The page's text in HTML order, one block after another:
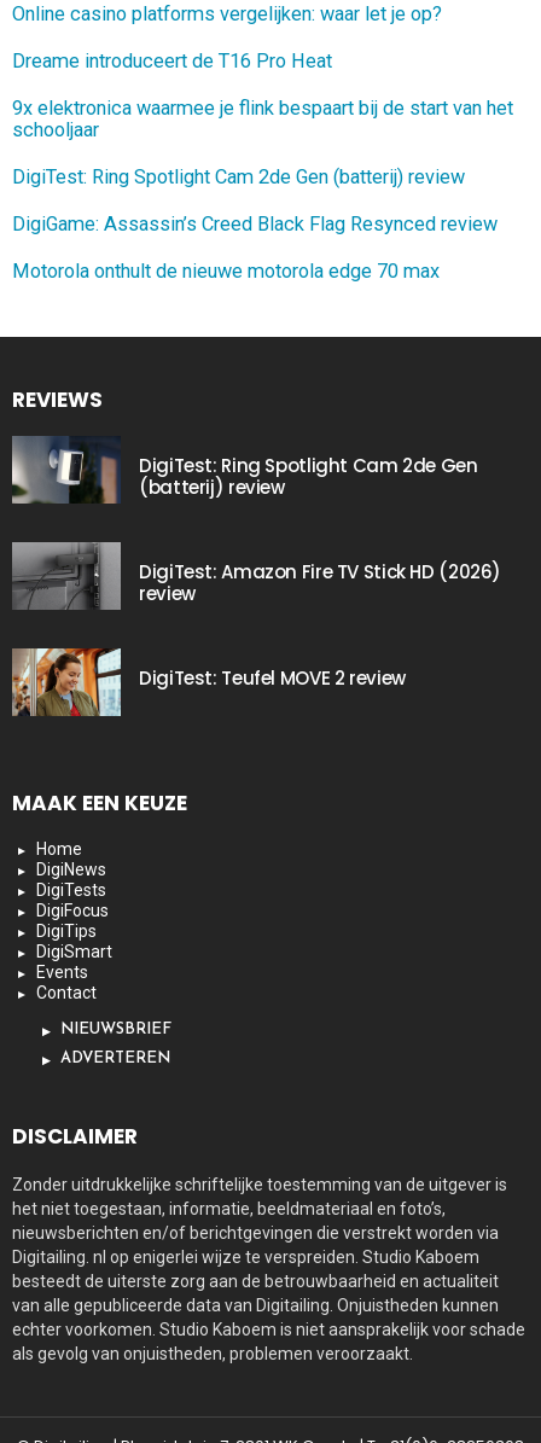
Online casino platforms vergelijken: waar let je op?
Dreame introduceert de T16 Pro Heat
9x elektronica waarmee je flink bespaart bij de start van het
schooljaar
DigiTest: Ring Spotlight Cam 2de Gen (batterij) review
DigiGame: Assassin’s Creed Black Flag Resynced review
Motorola onthult de nieuwe motorola edge 70 max
REVIEWS
DigiTest: Ring Spotlight Cam 2de Gen
(batterij) review
DigiTest: Amazon Fire TV Stick HD (2026)
review
DigiTest: Teufel MOVE 2 review
MAAK EEN KEUZE
Home
DigiNews
DigiTests
DigiFocus
DigiTips
DigiSmart
Events
Contact
NIEUWSBRIEF
ADVERTEREN
DISCLAIMER
Zonder uitdrukkelijke schriftelijke toestemming van de uitgever is
het niet toegestaan, informatie, beeldmateriaal en foto’s,
nieuwsberichten en/of berichtgevingen die verstrekt worden via
Digitailing. nl op enigerlei wijze te verspreiden. Studio Kaboem
besteedt de uiterste zorg aan de betrouwbaarheid en actualiteit
van alle gepubliceerde data van Digitailing. Onjuistheden kunnen
echter voorkomen. Studio Kaboem is niet aansprakelijk voor schade
als gevolg van onjuistheden, problemen veroorzaakt.